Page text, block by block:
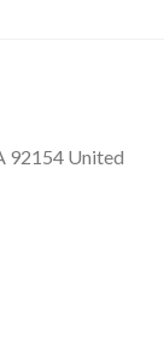
92154 United